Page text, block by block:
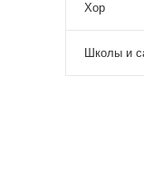
Хор
Школы и